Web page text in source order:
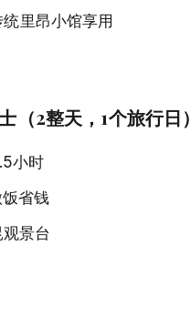
里昂小馆享用
2整天，1个旅行日）
小时
省钱
景台